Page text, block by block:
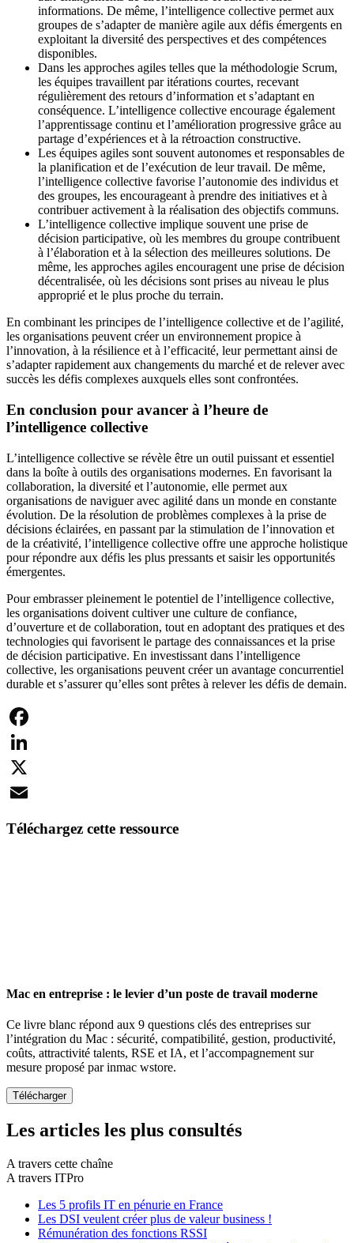
informations. De même, l’intelligence collective permet aux
groupes de s’adapter de manière agile aux défis émergents en
exploitant la diversité des perspectives et des compétences
disponibles.
Dans les approches agiles telles que la méthodologie Scrum,
les équipes travaillent par itérations courtes, recevant
régulièrement des retours d’information et s’adaptant en
conséquence. L’intelligence collective encourage également
l’apprentissage continu et l’amélioration progressive grâce au
partage d’expériences et à la rétroaction constructive.
Les équipes agiles sont souvent autonomes et responsables de
la planification et de l’exécution de leur travail. De même,
l’intelligence collective favorise l’autonomie des individus et
des groupes, les encourageant à prendre des initiatives et à
contribuer activement à la réalisation des objectifs communs.
L’intelligence collective implique souvent une prise de
décision participative, où les membres du groupe contribuent
à l’élaboration et à la sélection des meilleures solutions. De
même, les approches agiles encouragent une prise de décision
décentralisée, où les décisions sont prises au niveau le plus
approprié et le plus proche du terrain.
En combinant les principes de l’intelligence collective et de l’agilité,
les organisations peuvent créer un environnement propice à
l’innovation, à la résilience et à l’efficacité, leur permettant ainsi de
s’adapter rapidement aux changements du marché et de relever avec
succès les défis complexes auxquels elles sont confrontées.
En conclusion pour avancer à l’heure de
l’intelligence collective
L’intelligence collective se révèle être un outil puissant et essentiel
dans la boîte à outils des organisations modernes. En favorisant la
collaboration, la diversité et l’autonomie, elle permet aux
organisations de naviguer avec agilité dans un monde en constante
évolution. De la résolution de problèmes complexes à la prise de
décisions éclairées, en passant par la stimulation de l’innovation et
de la créativité, l’intelligence collective offre une approche holistique
pour répondre aux défis les plus pressants et saisir les opportunités
émergentes.
Pour embrasser pleinement le potentiel de l’intelligence collective,
les organisations doivent cultiver une culture de confiance,
d’ouverture et de collaboration, tout en adoptant des pratiques et des
technologies qui favorisent le partage des connaissances et la prise
de décision participative. En investissant dans l’intelligence
collective, les organisations peuvent créer un avantage concurrentiel
durable et s’assurer qu’elles sont prêtes à relever les défis de demain.
Facebook
LinkedIn
X
Téléchargez cette ressource
Mac en entreprise : le levier d’un poste de travail moderne
Ce livre blanc répond aux 9 questions clés des entreprises sur
l’intégration du Mac : sécurité, compatibilité, gestion, productivité,
coûts, attractivité talents, RSE et IA, et l’accompagnement sur
mesure proposé par inmac wstore.
Les articles les plus consultés
A travers cette chaîne
A travers ITPro
Les 5 profils IT en pénurie en France
Les DSI veulent créer plus de valeur business !
Rémunération des fonctions RSSI